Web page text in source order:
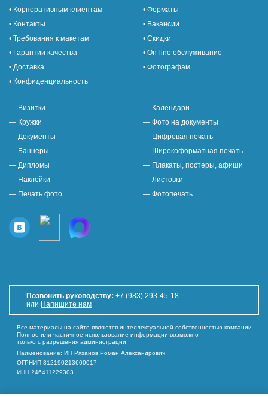
• Корпоративным клиентам
• Форматы
• Контакты
• Вакансии
• Требования к макетам
• Скидки
• Гарантии качества
• On-line обслуживание
• Доставка
• Фотографам
• Конфиденциальность
— Визитки
— Календари
— Кружки
— Фото на документы
— Документы
— Цифровая печать
— Баннеры
— Широкоформатная печать
— Дипломы
— Плакаты, постеры, афиши
— Наклейки
— Листовки
— Печать фото
— Фотопечать
Позвонить руководству: +7 (983) 293-45-18
или Напишите нам
Все материалы на сайте являются интеллектуальной собственностью компании.
Полное или частичное использование информации возможно
только с разрешения администрации.
Наименование: ИП Рязанов Роман Александрович
ОГРНИП 312190213600017
ИНН 246411229303